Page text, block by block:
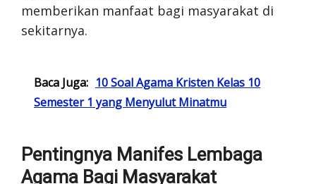
memberikan manfaat bagi masyarakat di
sekitarnya.
Baca Juga: 10 Soal Agama Kristen Kelas 10
Semester 1 yang Menyulut Minatmu
Pentingnya Manifes Lembaga
Agama Bagi Masyarakat